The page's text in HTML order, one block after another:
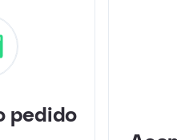
pedido